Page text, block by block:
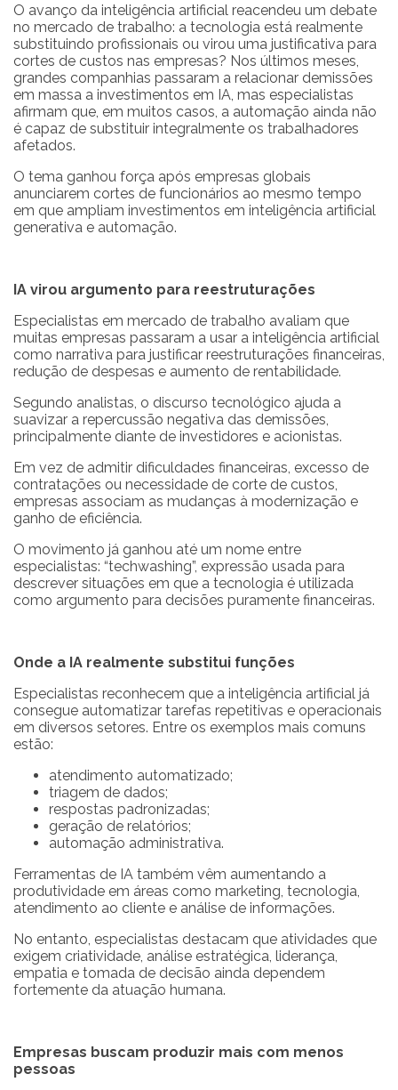
O avanço da inteligência artificial reacendeu um debate
no mercado de trabalho: a tecnologia está realmente
substituindo profissionais ou virou uma justificativa para
cortes de custos nas empresas? Nos últimos meses,
grandes companhias passaram a relacionar demissões
em massa a investimentos em IA, mas especialistas
afirmam que, em muitos casos, a automação ainda não
é capaz de substituir integralmente os trabalhadores
afetados.
O tema ganhou força após empresas globais
anunciarem cortes de funcionários ao mesmo tempo
em que ampliam investimentos em inteligência artificial
generativa e automação.
IA virou argumento para reestruturações
Especialistas em mercado de trabalho avaliam que
muitas empresas passaram a usar a inteligência artificial
como narrativa para justificar reestruturações financeiras,
redução de despesas e aumento de rentabilidade.
Segundo analistas, o discurso tecnológico ajuda a
suavizar a repercussão negativa das demissões,
principalmente diante de investidores e acionistas.
Em vez de admitir dificuldades financeiras, excesso de
contratações ou necessidade de corte de custos,
empresas associam as mudanças à modernização e
ganho de eficiência.
O movimento já ganhou até um nome entre
especialistas: “techwashing”, expressão usada para
descrever situações em que a tecnologia é utilizada
como argumento para decisões puramente financeiras.
Onde a IA realmente substitui funções
Especialistas reconhecem que a inteligência artificial já
consegue automatizar tarefas repetitivas e operacionais
em diversos setores. Entre os exemplos mais comuns
estão:
atendimento automatizado;
triagem de dados;
respostas padronizadas;
geração de relatórios;
automação administrativa.
Ferramentas de IA também vêm aumentando a
produtividade em áreas como marketing, tecnologia,
atendimento ao cliente e análise de informações.
No entanto, especialistas destacam que atividades que
exigem criatividade, análise estratégica, liderança,
empatia e tomada de decisão ainda dependem
fortemente da atuação humana.
Empresas buscam produzir mais com menos
pessoas